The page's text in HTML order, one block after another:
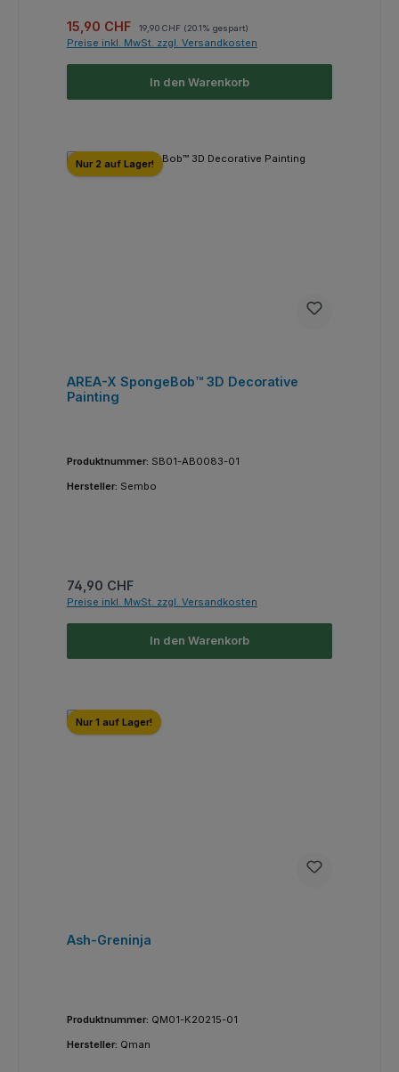
Verkaufspreis:
15,90 CHF Regulärer Preis:
19,90 CHF (20.1% gespart)
Preise inkl. MwSt. zzgl. Versandkosten
In den Warenkorb
Nur 2 auf Lager!
AREA-X SpongeBob™ 3D Decorative
Painting
Produktnummer: SB01-AB0083-01
Hersteller: Sembo
Regulärer Preis:
74,90 CHF
Preise inkl. MwSt. zzgl. Versandkosten
In den Warenkorb
Nur 1 auf Lager!
Ash-Greninja
Produktnummer: QM01-K20215-01
Hersteller: Qman